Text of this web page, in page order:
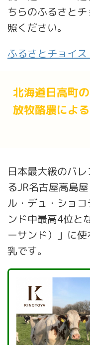
ちらのふるさと
照ください。
ふるさとチョイ
北海道日高町
放牧酪農によ
日本最大級のバ
るJR名古屋高島
ル・デュ・ショ
ンド中最高4位と
ーサンド）」に
乳です。